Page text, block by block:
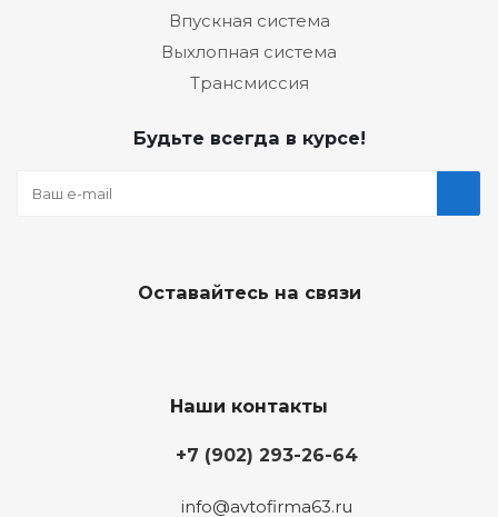
Впускная система
Выхлопная система
Трансмиссия
Будьте всегда в курсе!
Оставайтесь на связи
Наши контакты
+7 (902) 293-26-64
info@avtofirma63.ru